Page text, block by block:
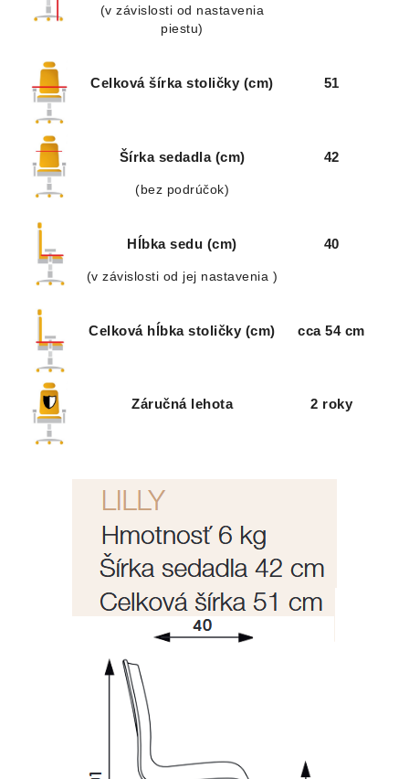
(v závislosti od nastavenia
piestu)
Celková šírka stoličky (cm) 51
Šírka sedadla (cm)
(bez podrúčok)
42
Hĺbka sedu (cm)
(v závislosti od jej nastavenia )
40
Celková hĺbka stoličky (cm) cca 54 cm
Záručná lehota 2 roky